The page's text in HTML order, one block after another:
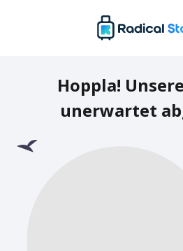
Hoppla!
unerwartet